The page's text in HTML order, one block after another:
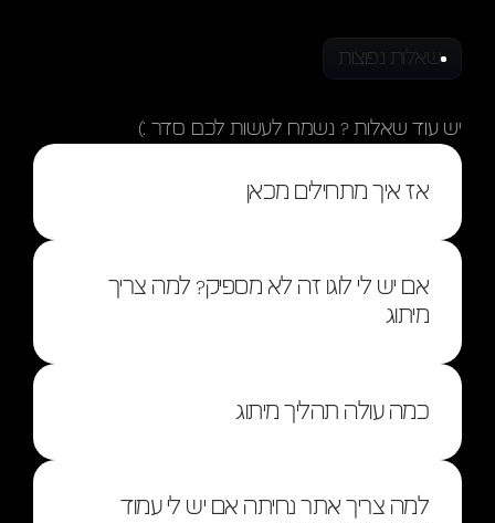
אז איך מתחילים מכאן
מיתוג
כמה עולה תהליך מיתוג
שאלות נפוצות
תשובות שאלות
יש עוד שאלות ? נשמח לעשות לכם סדר :)